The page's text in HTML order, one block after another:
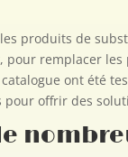
produits de
remplacer
ont été
offrir des